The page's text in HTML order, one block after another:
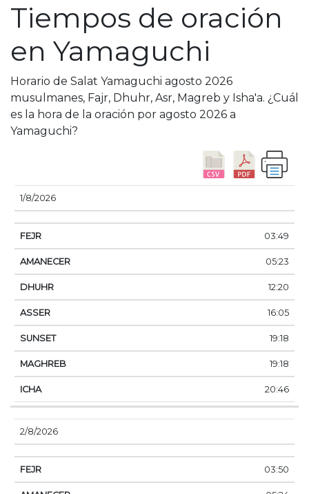
Tiempos de oración
en Yamaguchi
Horario de Salat Yamaguchi agosto 2026
musulmanes, Fajr, Dhuhr, Asr, Magreb y Isha'a. ¿Cuál
es la hora de la oración por agosto 2026 a
Yamaguchi?
FECHA
1/8/2026
03:49
05:23
12:20
16:05
19:18
19:18
20:46
2/8/2026
03:50